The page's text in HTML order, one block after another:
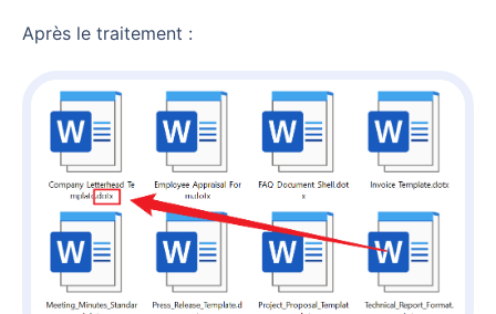
Après le traitement :